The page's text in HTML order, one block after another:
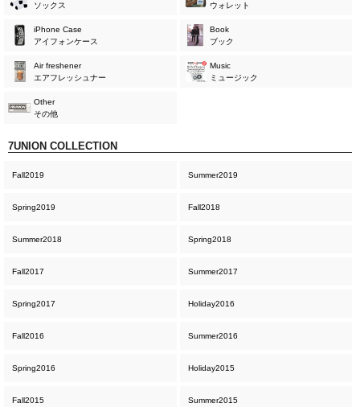
ソックス
ウォレット
iPhone Case
アイフォンケース
Book
ブック
Air freshener
エアフレッシュナー
Music
ミュージック
Other
その他
7UNION COLLECTION
Fall2019 Summer2019
Spring2019 Fall2018
Summer2018 Spring2018
Fall2017 Summer2017
Spring2017 Holiday2016
Fall2016 Summer2016
Spring2016 Holiday2015
Fall2015 Summer2015